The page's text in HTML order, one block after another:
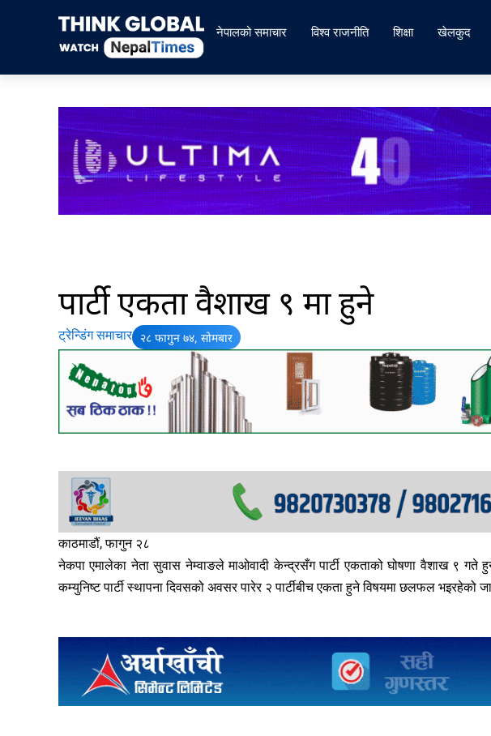
नेपालको समाचार विश्व राजनीति शिक्षा खेलकुद
पार्टी एकता वैशाख ९ मा हुने
ट्रेन्डिंग समाचार २८ फागुन ७४, सोमबार
काठमाडौं, फागुन २८
नेकपा एमालेका नेता सुवास नेम्वाङले माओवादी केन्द्रसँग पार्टी एकताको घोषणा वैशाख ९
कम्युनिष्ट पार्टी स्थापना दिवसको अवसर पारेर २ पार्टीबीच एकता हुने विषयमा छलफल भइरहेको